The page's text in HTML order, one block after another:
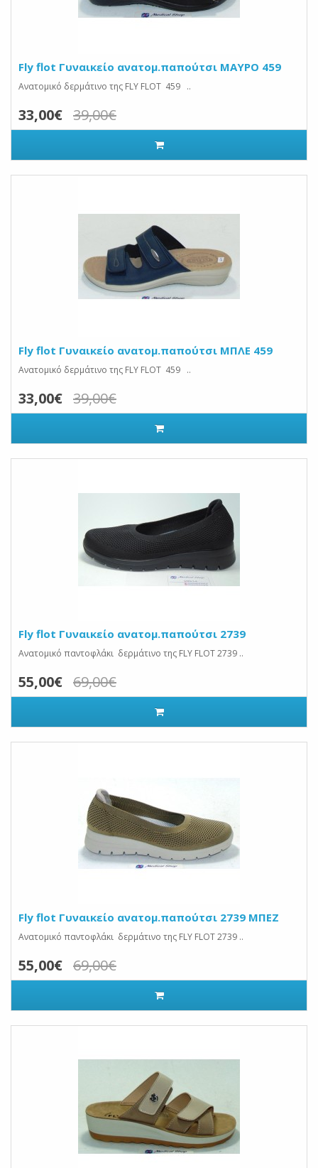
Fly flot Γυναικείο ανατομ.παπούτσι ΜΑΥΡΟ 459
Ανατομικό δερμάτινο της FLY FLOT 459 ..
33,00€ 39,00€
Fly flot Γυναικείο ανατομ.παπούτσι ΜΠΛΕ 459
Ανατομικό δερμάτινο της FLY FLOT 459 ..
33,00€ 39,00€
Fly flot Γυναικείο ανατομ.παπούτσι 2739
Ανατομικό παντοφλάκι δερμάτινο της FLY FLOT 2739 ..
55,00€ 69,00€
Fly flot Γυναικείο ανατομ.παπούτσι 2739 ΜΠΕΖ
Ανατομικό παντοφλάκι δερμάτινο της FLY FLOT 2739 ..
55,00€ 69,00€